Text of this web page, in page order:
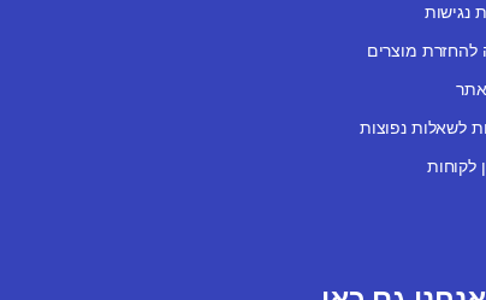
נגישות
להחזרת מוצרים
לשאלות נפוצות
לקוחות